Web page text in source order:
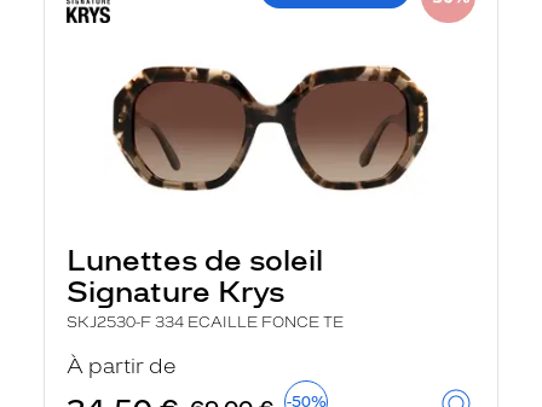
Lunettes de soleil
Signature Krys
SKJ2530-F 334 ECAILLE FONCE TE
À partir de
-50%